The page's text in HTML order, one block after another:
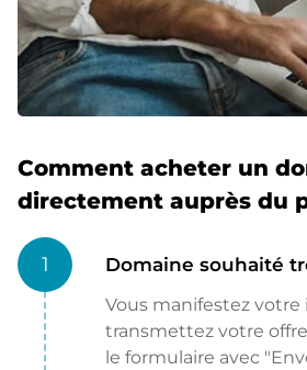
Comment acheter un
directement auprès du
1 Domaine souhaité
Vous manifestez
transmettez votre
le formulaire avec